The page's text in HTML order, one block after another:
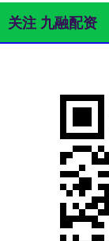
关注 九融配资